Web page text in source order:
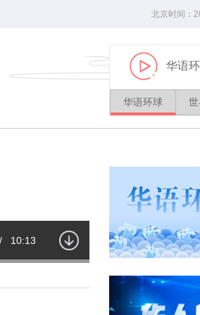
北京时间：
播
放
华语
华语环球
/ Duration
10:13